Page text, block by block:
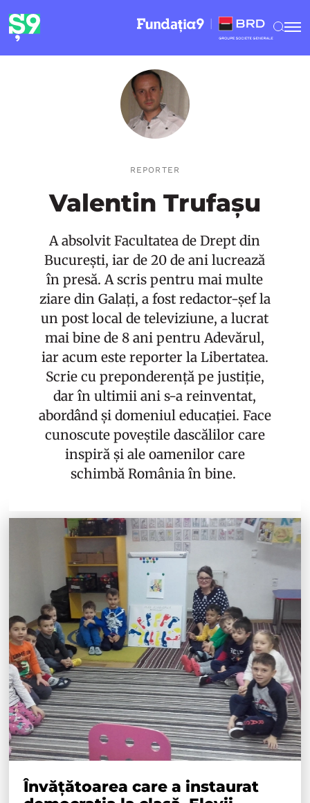
REPORTER
Valentin Trufașu
A absolvit Facultatea de Drept din
București, iar de 20 de ani lucrează
în presă. A scris pentru mai multe
ziare din Galați, a fost redactor-șef la
un post local de televiziune, a lucrat
mai bine de 8 ani pentru Adevărul,
iar acum este reporter la Libertatea.
Scrie cu preponderență pe justiție,
dar în ultimii ani s-a reinventat,
abordând și domeniul educației. Face
cunoscute poveștile dascălilor care
inspiră și ale oamenilor care
schimbă România în bine.
Învățătoarea care a instaurat